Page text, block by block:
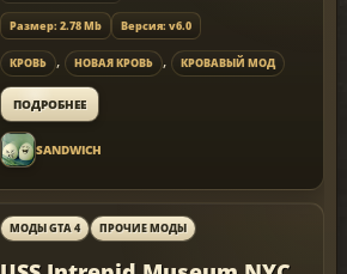
Размер: 2.78 Mb Версия: v6.0
КРОВЬ , НОВАЯ КРОВЬ , КРОВАВЫЙ МОД
ПОДРОБНЕЕ
SANDWICH
МОДЫ GTA 4 ПРОЧИЕ МОДЫ